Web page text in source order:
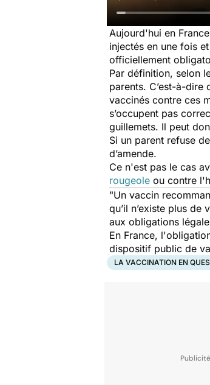
Aujourd'hui en
injectés en une fois
officiellement
Par définition, selon
parents. C’est-à-
vaccinés contre ces
s’occupent pas
guillemets. Il peut
Si un parent refuse
d’amende.
Ce n'est pas le cas
rougeole ou contre
"Un vaccin
qu’il n’existe plus
aux obligations
En France,
dispositif public de
LA VACCINATION EN